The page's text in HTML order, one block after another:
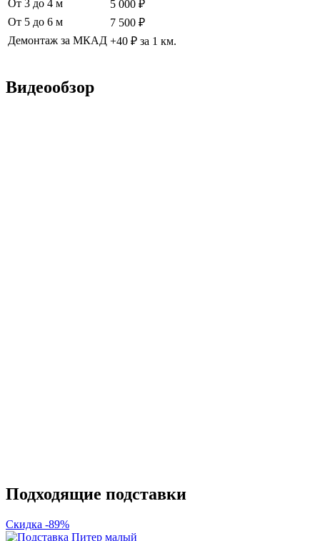
От 3 до 4 м
5 000 ₽
От 5 до 6 м
7 500 ₽
Демонтаж за МКАД +40 ₽ за 1 км.
Видеообзор
Подходящие подставки
Скидка -89%